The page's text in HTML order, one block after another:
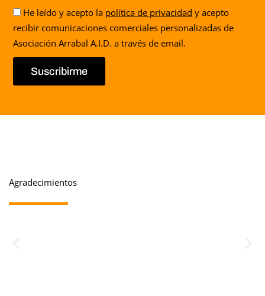
Aceptación
He leído y acepto la política de privacidad y acepto
recibir comunicaciones comerciales personalizadas de
Asociación Arrabal A.I.D. a través de email.
Suscribirme
Agradecimientos